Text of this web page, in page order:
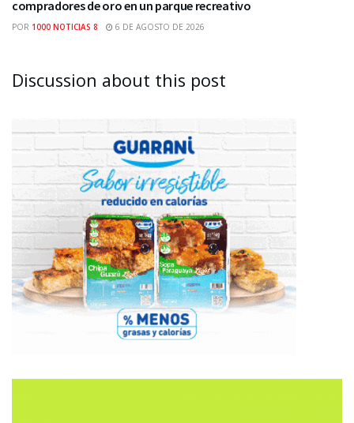
compradores de oro en un parque recreativo
POR 1000 NOTICIAS 8 6 DE AGOSTO DE 2026
Discussion about this post